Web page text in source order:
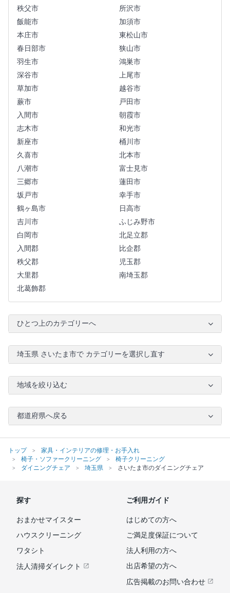
秩父市
所沢市
飯能市
加須市
本庄市
東松山市
春日部市
狭山市
羽生市
鴻巣市
深谷市
上尾市
草加市
越谷市
蕨市
戸田市
入間市
朝霞市
志木市
和光市
新座市
桶川市
久喜市
北本市
八潮市
富士見市
三郷市
蓮田市
坂戸市
幸手市
鶴ヶ島市
日高市
吉川市
ふじみ野市
白岡市
北足立郡
入間郡
比企郡
秩父郡
児玉郡
大里郡
南埼玉郡
北葛飾郡
ひとつ上のカテゴリーへ
埼玉県 さいたま市で カテゴリーを選択し直す
地域を絞り込む
都道府県へ戻る
トップ
家具・インテリアの修理・お手入れ
椅子・ソファークリーニング
椅子クリーニング
ダイニングチェア
埼玉県 さいたま市のダイニングチェア
探す
おまかせマイスター
ハウスクリーニング
ワタシト
法人清掃ダイレクト
ご利用ガイド
はじめての方へ
ご満足度保証について
法人利用の方へ
出店希望の方へ
広告掲載のお問い合わせ